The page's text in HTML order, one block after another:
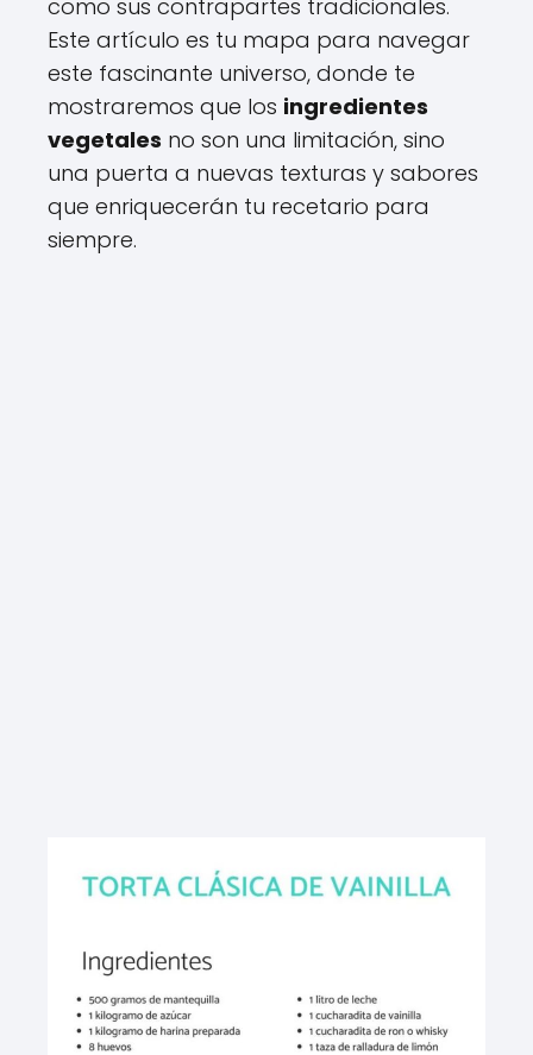
como sus contrapartes tradicionales.
Este artículo es tu mapa para navegar
este fascinante universo, donde te
mostraremos que los ingredientes
vegetales no son una limitación, sino
una puerta a nuevas texturas y sabores
que enriquecerán tu recetario para
siempre.